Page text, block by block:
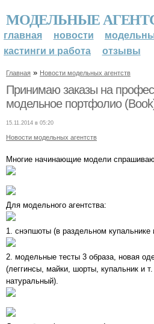
МОДЕЛЬНЫЕ
главная новости
кастинги и работа
отзывы
Главная » Новости модельных агентств
Принимаю заказы на
модельное портфолио
15.11.2014 в 05:20
Новости модельных агентств
Многие начинающие модели
Для модельного агентства:
1. снэпшоты (в раздельном купальнике
2. модельные тесты 3 образа, новая
(леггинсы, майки, шорты, купальник и
натуральный).